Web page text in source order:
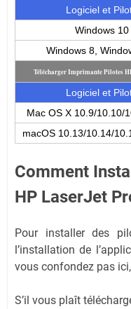
Logiciel et
Windows 10
Windows 8,
Télécharger Imprimante Pilotes
Logiciel et
Mac OS X 10.9/10.10/
macOS 10.13/10.14/
Comment
HP LaserJet
Pour installer des
l’installation de
vous confondez pas
S’il vous plaît